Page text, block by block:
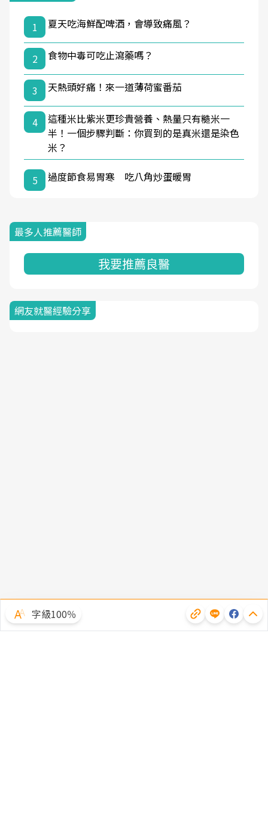
1 夏天吃海鮮配啤酒，會導致痛風？
2 食物中毒可吃止瀉藥嗎？
3 天熱頭好痛！來一道薄荷蜜番茄
4
這種米比紫米更珍貴營養、熱量只有糙米一
半！一個步驟判斷：你買到的是真米還是染色
米？
5 過度節食易胃寒 吃八角炒蛋暖胃
最多人推薦醫師
我要推薦良醫
網友就醫經驗分享
字級100％